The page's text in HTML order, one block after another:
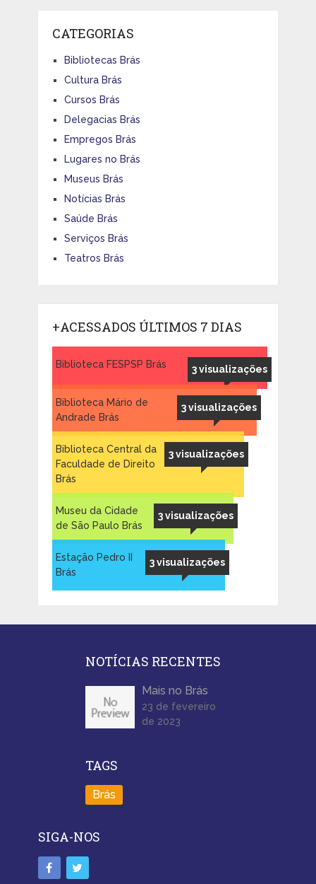
CATEGORIAS
Bibliotecas Brás
Cultura Brás
Cursos Brás
Delegacias Brás
Empregos Brás
Lugares no Brás
Museus Brás
Notícias Brás
Saúde Brás
Serviços Brás
Teatros Brás
+ACESSADOS ÚLTIMOS 7 DIAS
3 visualizações
Biblioteca FESPSP Brás
3 visualizações
Biblioteca Mário de
Andrade Brás
3 visualizações
Biblioteca Central da
Faculdade de Direito
Brás
3 visualizações
Museu da Cidade
de São Paulo Brás
3 visualizações
Estação Pedro II
Brás
NOTÍCIAS RECENTES
Mais no Brás
23 de fevereiro
de 2023
TAGS
Brás
SIGA-NOS